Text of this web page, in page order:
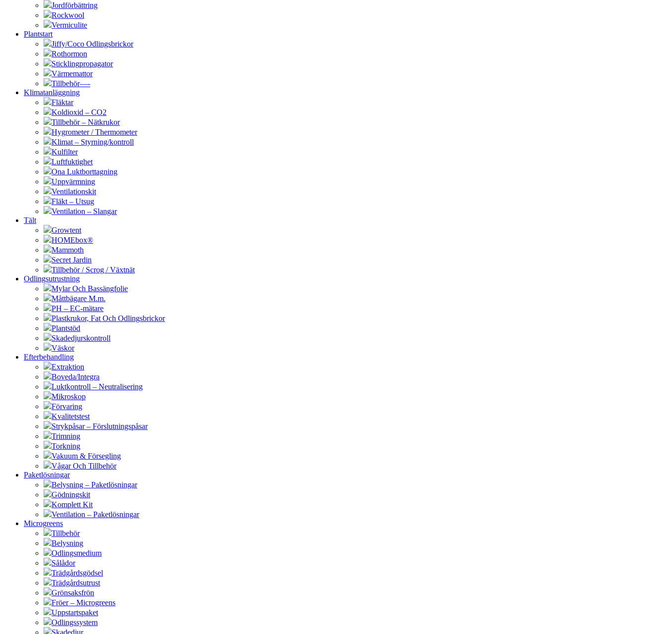
Jordförbättring
Rockwool
Vermiculite
Plantstart
Jiffy/Coco Odlingsbrickor
Rothormon
Sticklingpropagator
Värmemattor
Tillbehör—-
Klimatanläggning
Fläktar
Koldioxid – CO2
Tillbehör – Nätkrukor
Hygrometer / Thermometer
Klimat – Styrning/kontroll
Kulfilter
Luftfuktighet
Ona Luktborttagning
Uppvärmning
Ventilationskit
Fläkt – Utsug
Ventilation – Slangar
Tält
Growtent
HOMEbox®
Mammoth
Secret Jardin
Tillbehör / Scrog / Växtnät
Odlingsutrustning
Mylar Och Bassängfolie
Måttbägare M.m.
PH – EC-mätare
Plastkrukor, Fat Och Odlingsbrickor
Plantstöd
Skadedjurskontroll
Väskor
Efterbehandling
Extraktion
Boveda/Integra
Luktkontroll – Neutralisering
Mikroskop
Förvaring
Kvalitetstest
Strykpåsar – Förslutningspåsar
Trimning
Torkning
Vakuum & Försegling
Vågar Och Tillbehör
Paketlösningar
Belysning – Paketlösningar
Gödningskit
Komplett Kit
Ventilation – Paketlösningar
Microgreens
Tillbehör
Belysning
Odlingsmedium
Sålådor
Trädgårdsgödsel
Trädgårdsutrust
Grönsaksfrön
Fröer – Microgreens
Uppstartspaket
Odlingssystem
Skadedjur